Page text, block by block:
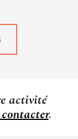
activité
.